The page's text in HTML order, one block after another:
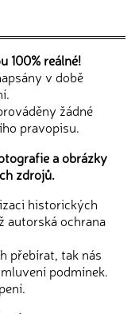
100% reálné!
v době
žádné
pravopisu.
a obrázky
zdrojů.
historických
autorská ochrana
přebírat, tak nás
podmínek.